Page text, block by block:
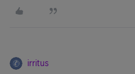
irritus